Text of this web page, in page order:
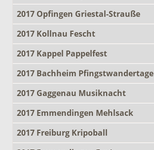
2017 Opfingen Griestal-Strauße
2017 Kollnau Fescht
2017 Kappel Pappelfest
2017 Bachheim Pfingstwandertage
2017 Gaggenau Musiknacht
2017 Emmendingen Mehlsack
2017 Freiburg Kripoball